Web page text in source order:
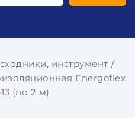
инструмент
Energoflex
(по 2 м)